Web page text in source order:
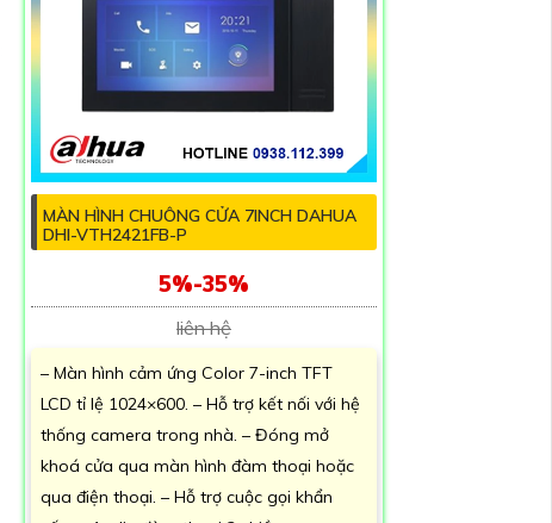
MÀN HÌNH CHUÔNG CỬA 7INCH DAHUA
DHI-VTH2421FB-P
5%-35%
liên hệ
– Màn hình cảm ứng Color 7-inch TFT
LCD tỉ lệ 1024×600. – Hỗ trợ kết nối với hệ
thống camera trong nhà. – Đóng mở
khoá cửa qua màn hình đàm thoại hoặc
qua điện thoại. – Hỗ trợ cuộc gọi khẩn